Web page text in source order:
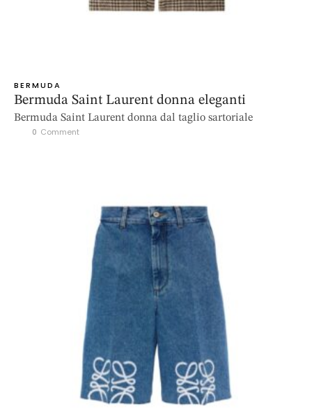
BERMUDA
Bermuda Saint Laurent donna eleganti
Bermuda Saint Laurent donna dal taglio sartoriale
0 Comment